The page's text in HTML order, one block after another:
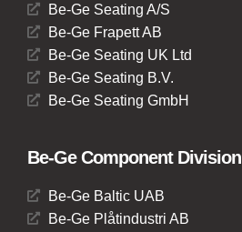
Be-Ge Seating A/S
Be-Ge Frapett AB
Be-Ge Seating UK Ltd
Be-Ge Seating B.V.
Be-Ge Seating GmbH
Be-Ge Component Division
Be-Ge Baltic UAB
Be-Ge Plåtindustri AB